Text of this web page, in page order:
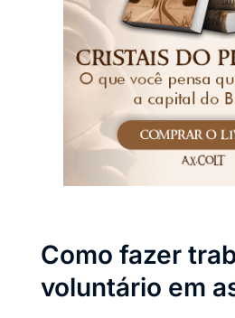
Como fazer
voluntário em